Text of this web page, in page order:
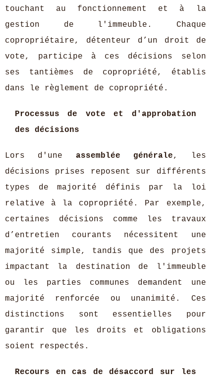
touchant au fonctionnement et à la
gestion de l'immeuble. Chaque
copropriétaire, détenteur d’un droit de
vote, participe à ces décisions selon
ses tantièmes de copropriété, établis
dans le règlement de copropriété.
Processus de vote et d'approbation
des décisions
Lors d'une assemblée générale, les
décisions prises reposent sur différents
types de majorité définis par la loi
relative à la copropriété. Par exemple,
certaines décisions comme les travaux
d’entretien courants nécessitent une
majorité simple, tandis que des projets
impactant la destination de l'immeuble
ou les parties communes demandent une
majorité renforcée ou unanimité. Ces
distinctions sont essentielles pour
garantir que les droits et obligations
soient respectés.
Recours en cas de désaccord sur les